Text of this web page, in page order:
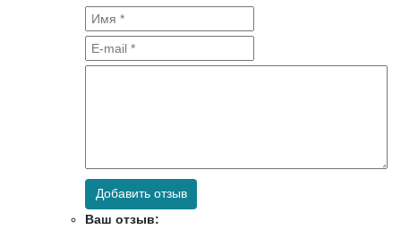
Добавить отзыв
Ваш отзыв: